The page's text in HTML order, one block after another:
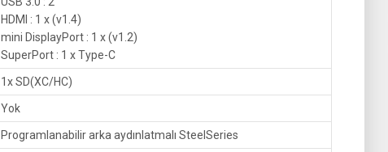
HDMI : 1 x (v1.4)
mini DisplayPort : 1 x (v1.2)
SuperPort : 1 x Type-C
1x SD(XC/HC)
Yok
Programlanabilir arka aydınlatmalı SteelSeries